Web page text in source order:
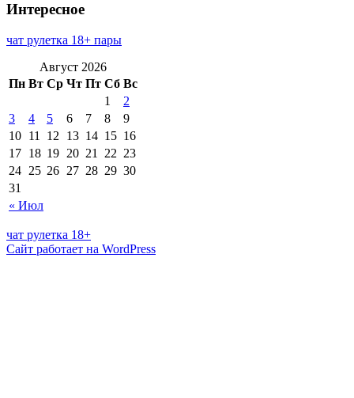
Интересное
чат рулетка 18+ пары
Август 2026
Пн Вт Ср Чт Пт Сб Вс
« Июл
1
2
3
4 5 6 7 8
9
10 11 12 13 14 15 16
17 18 19 20 21 22 23
24 25 26 27 28 29 30
31
чат рулетка 18+
Сайт работает на WordPress